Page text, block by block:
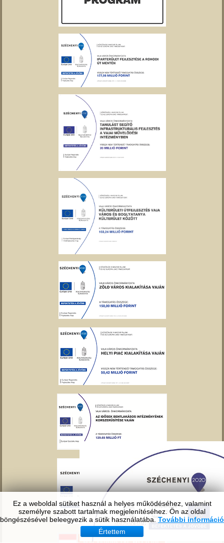
Ez a weboldal sütiket használ a helyes működéséhez, valamint
személyre szabott tartalmak megjelenítéséhez. Ön az oldal
böngészésével beleegyezik a sütik használatába. További információ
Értettem